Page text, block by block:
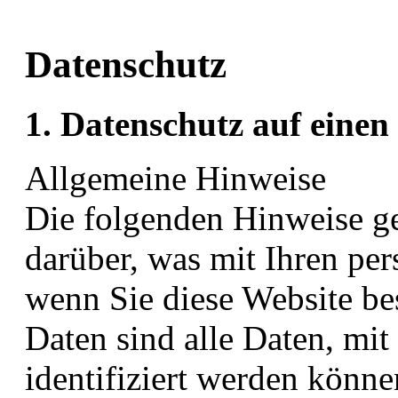
Datenschutz
1. Datenschutz auf
Allgemeine Hinweise
Die folgenden Hinweise
darüber, was mit Ihren
wenn Sie diese Website
Daten sind alle Daten,
identifiziert werden